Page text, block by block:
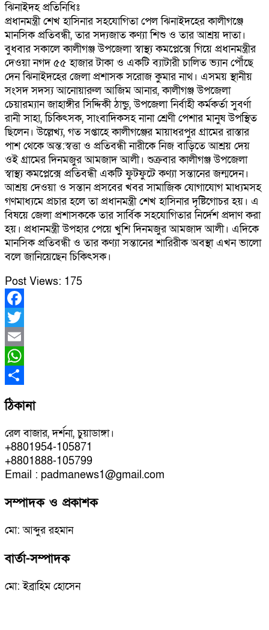
ঝিনাইদহ প্রতিনিধিঃ
প্রধানমন্ত্রী শেখ হাসিনার সহযোগিতা পেল ঝিনাইদহের কালীগঞ্জে
মানসিক প্রতিবন্ধী, তার সদ্যজাত কণ্যা শিশু ও তার আশ্রয় দাতা।
বুধবার সকালে কালীগঞ্জ উপজেলা স্বাস্থ্য কমপ্লেক্সে গিয়ে প্রধানমন্ত্রীর
দেওয়া নগদ ৫৫ হাজার টাকা ও একটি ব্যাটারী চালিত ভ্যান পৌঁছে
দেন ঝিনাইদহের জেলা প্রশাসক সরোজ কুমার নাথ। এসময় স্থানীয়
সংসদ সদস্য আনোয়ারুল আজিম আনার, কালীগঞ্জ উপজেলা
চেয়ারম্যান জাহাঙ্গীর সিদ্দিকী ঠান্ডু, উপজেলা নির্বাহী কর্মকর্তা সুবর্ণা
রানী সাহা, চিকিৎসক, সাংবাদিকসহ নানা শ্রেণী পেশার মানুষ উপস্থিত
ছিলেন। উল্লেখ্য, গত সপ্তাহে কালীগঞ্জের মায়াধরপুর গ্রামের রাস্তার
পাশ থেকে অন্ত:স্বত্তা ও প্রতিবন্ধী নারীকে নিজ বাড়িতে আশ্রয় দেয়
ওই গ্রামের দিনমজুর আমজাদ আলী। শুক্রবার কালীগঞ্জ উপজেলা
স্বাস্থ্য কমপ্লেক্সে প্রতিবন্ধী একটি ফুটফুটে কণ্যা সন্তানের জন্মদেন।
আশ্রয় দেওয়া ও সন্তান প্রসবের খবর সামাজিক যোগাযোগ মাধ্যমসহ
গণমাধ্যমে প্রচার হলে তা প্রধানমন্ত্রী শেখ হাসিনার দৃষ্টিগোচর হয়। এ
বিষয়ে জেলা প্রশাসককে তার সার্বিক সহযোগিতার নির্দেশ প্রদাণ করা
হয়। প্রধানমন্ত্রী উপহার পেয়ে খুশি দিনমজুর আমজাদ আলী। এদিকে
মানসিক প্রতিবন্ধী ও তার কণ্যা সন্তানের শারিরীক অবস্থা এখন ভালো
বলে জানিয়েছেন চিকিৎসক।
Post Views: 175
Facebook
Twitter
Email
WhatsApp
Share
ঠিকানা
রেল বাজার, দর্শনা, চুয়াডাঙ্গা।
+8801954-105871
+8801888-105799
Email : padmanews1@gmail.com
সম্পাদক ও প্রকাশক
মো: আব্দুর রহমান
বার্তা-সম্পাদক
মো: ইব্রাহিম হোসেন